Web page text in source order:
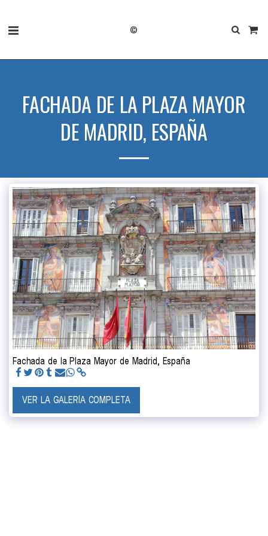
©
FACHADA DE LA PLAZA MAYOR
DE MADRID, ESPAÑA
Fachada de la Plaza Mayor de Madrid, España
VER LA GALERÍA COMPLETA